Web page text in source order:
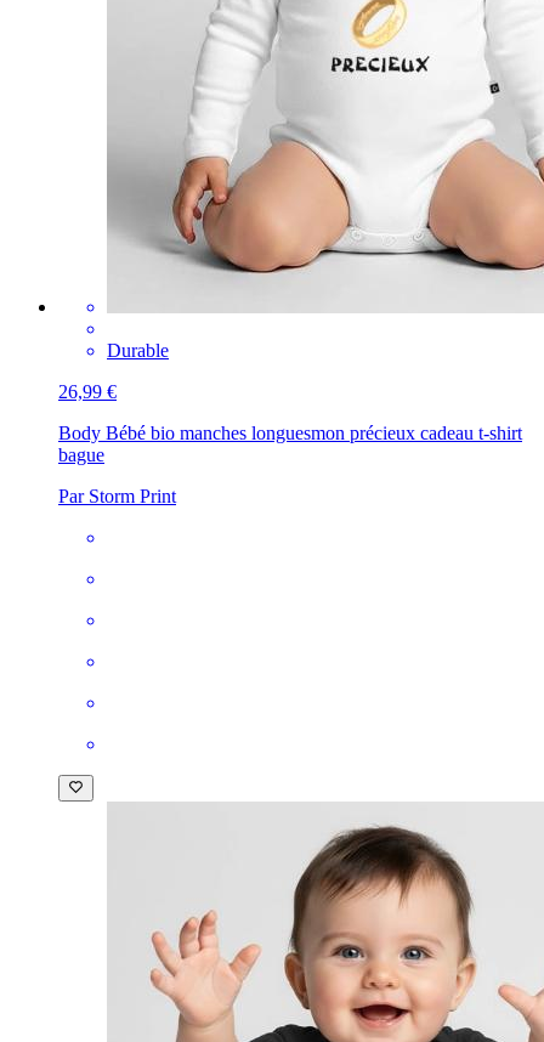
Durable
26,99 €
Body Bébé bio manches longuesmon précieux cadeau t-shirt
bague
Par Storm Print